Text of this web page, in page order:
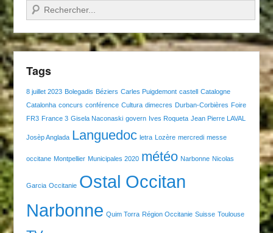
Recherche
Tags
8 juillet 2023 Bolegadis Béziers Carles Puigdemont castell Catalogne
Catalonha concurs conférence Cultura dimecres Durban-Corbières Foire
FR3 France 3 Gisela Naconaski govern Ives Roqueta Jean Pierre LAVAL
Josèp Anglada Languedoc letra Lozère mercredi messe
occitane Montpellier Municipales 2020 météo Narbonne Nicolas
Garcia Occitanie Ostal Occitan
Narbonne Quim Torra Région Occitanie Suisse Toulouse